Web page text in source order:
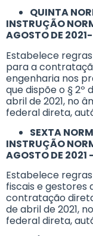
QUINTA
INSTRUÇÃO
AGOSTO DE
Estabelece
para a
engenharia nos
que dispõe o § 2º
abril de 2021, no
federal direta,
SEXTA
INSTRUÇÃO
AGOSTO DE
Estabelece
fiscais e gestores
contratação direta,
de abril de 2021,
federal direta,